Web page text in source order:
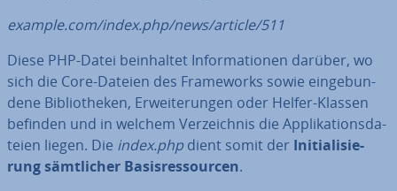
example.com/index.php/news/article/511
Diese PHP-Datei be­inhal­tet In­for­ma­tio­nen darüber, wo
sich die Core-Dateien des Frame­works sowie ein­ge­bun­
de­ne Bi­blio­the­ken, Er­wei­te­run­gen oder Helfer-Klassen
befinden und in welchem Ver­zeich­nis die Ap­pli­ka­ti­ons­da­
tei­en liegen. Die index.php dient somit der In­itia­li­sie­
rung sämt­li­cher Ba­sis­res­sour­cen.